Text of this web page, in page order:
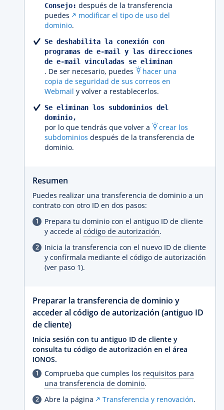
Consejo: después de la transferencia
puedes
modificar el tipo de uso del
dominio.
Se deshabilita la conexión con
programas de e-mail y las direcciones
de e-mail vinculadas se eliminan
. De ser necesario, puedes
hacer una
copia de seguridad de sus correos en
Webmail y volver a restablecerlos.
Se eliminan los subdominios del
dominio,
por lo que tendrás que volver a
crear los
subdominios después de la transferencia de
dominio.
Resumen
Puedes realizar una transferencia de dominio a un
contrato con otro ID en dos pasos:
Prepara tu dominio con el antiguo ID de cliente
y accede al código de autorización.
Inicia la transferencia con el nuevo ID de cliente
y confírmala mediante el código de autorización
(ver paso 1).
Preparar la transferencia de dominio y
acceder al código de autorización (antiguo ID
de cliente)
Inicia sesión con tu antiguo ID de cliente y
consulta tu código de autorización en el área
IONOS.
Comprueba que cumples los requisitos para
una transferencia de dominio.
Abre la página
Transferencia y renovación.